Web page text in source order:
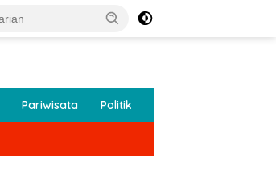
Pariwisata Politik